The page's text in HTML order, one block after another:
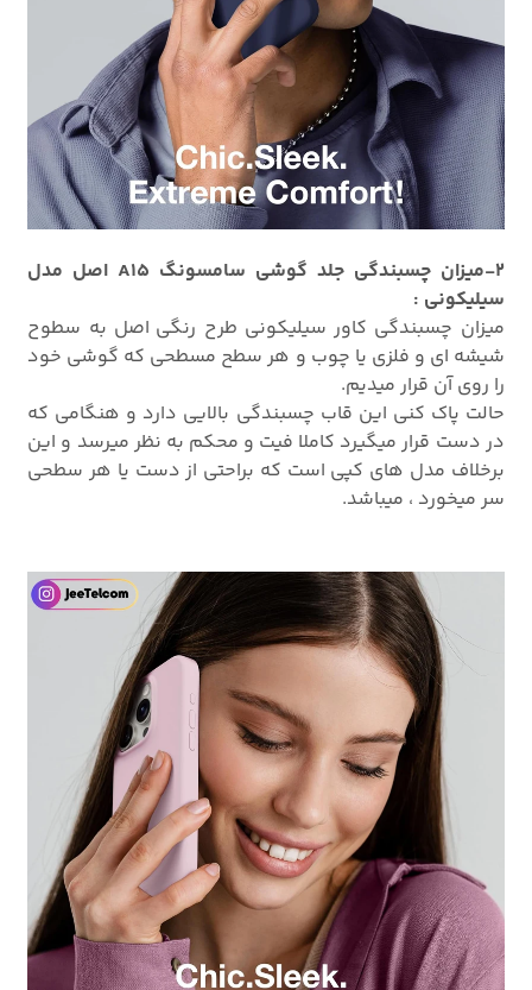
2-میزان چسبندگی جلد گوشی سامسونگ A15 اصل مدل
سیلیکونی :
میزان چسبندگی کاور سیلیکونی طرح رنگی اصل به سطوح
شیشه ای و فلزی یا چوب و هر سطح مسطحی که گوشی خود
را روی آن قرار میدیم.
حالت پاک کنی این قاب چسبندگی بالایی دارد و هنگامی که
در دست قرار میگیرد کاملا فیت و محکم به نظر میرسد و این
برخلاف مدل های کپی است که براحتی از دست یا هر سطحی
سر میخورد ، میباشد.